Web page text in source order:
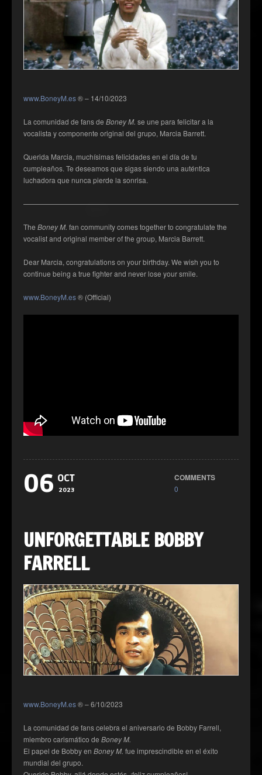
www.BoneyM.es® – 14/10/2023
La comunidad de fans de Boney M. se une para felicitar a la
vocalista y componente original del grupo, Marcia Barrett.
Querida Marcia, muchísimas felicidades en el día de tu
cumpleaños. Te deseamos que sigas siendo una auténtica
luchadora que nunca pierde la sonrisa.
The Boney M. fan community comes together to congratulate the
vocalist and original member of the group, Marcia Barrett.
Dear Marcia, congratulations on your birthday. We wish you to
continue being a true fighter and never lose your smile.
www.BoneyM.es® (Official)
06 OCT
2023
COMMENTS
0
UNFORGETTABLE BOBBY
FARRELL
www.BoneyM.es® – 6/10/2023
La comunidad de fans celebra el aniversario de Bobby Farrell,
miembro carismático de Boney M.
El papel de Bobby en Boney M. fue imprescindible en el éxito
mundial del grupo.